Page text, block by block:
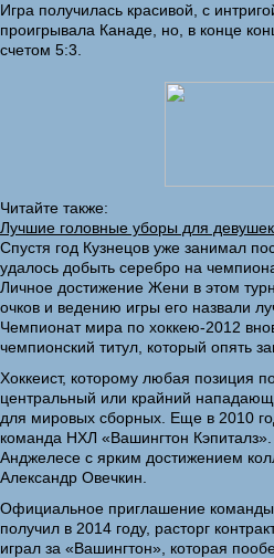
Игра получилась красивой, с
проигрывала Канаде, но, в конце
счетом 5:3.
Читайте также:
Лучшие головные уборы для девушек
Спустя год Кузнецов уже занимал
удалось добыть серебро на
Личное достижение Жени в этом
очков и ведению игры его назвали
Чемпионат мира по хоккею-2012
чемпионский титул, который опять
Хоккеист, которому любая позиция
центральный или крайний
для мировых сборных. Еще в 2010
команда НХЛ «Вашингтон
Анджелесе с ярким достижением
Александр Овечкин.
Официальное приглашение
получил в 2014 году, расторг
играл за «Вашингтон», которая